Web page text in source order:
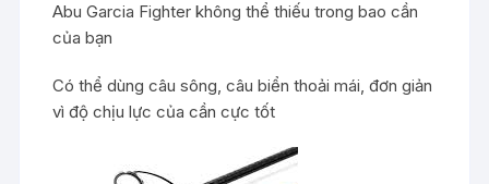
Abu Garcia Fighter không thể thiếu trong bao cần
của bạn
Có thể dùng câu sông, câu biển thoải mái, đơn giản
vì độ chịu lực của cần cực tốt